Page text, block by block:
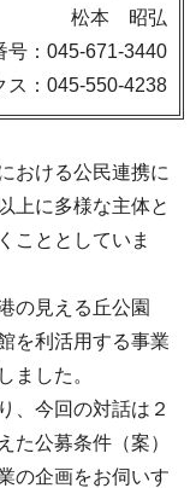
松本 昭弘
号：045-671-3440
ス：045-550-4238
おける公民連携に
上に多様な主体と
こととしていま
の見える丘公園
を利活用する事業
ました。
、今回の対話は２
た公募条件（案）
の企画をお伺いす